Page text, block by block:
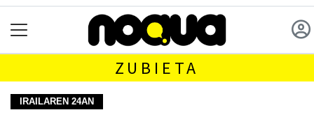
ZUBIETA
IRAILAREN 24AN